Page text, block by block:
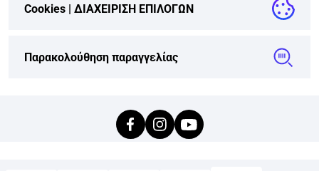
Cookies | ΔΙΑΧΕΙΡΙΣΗ ΕΠΙΛΟΓΩΝ
Παρακολούθηση παραγγελίας